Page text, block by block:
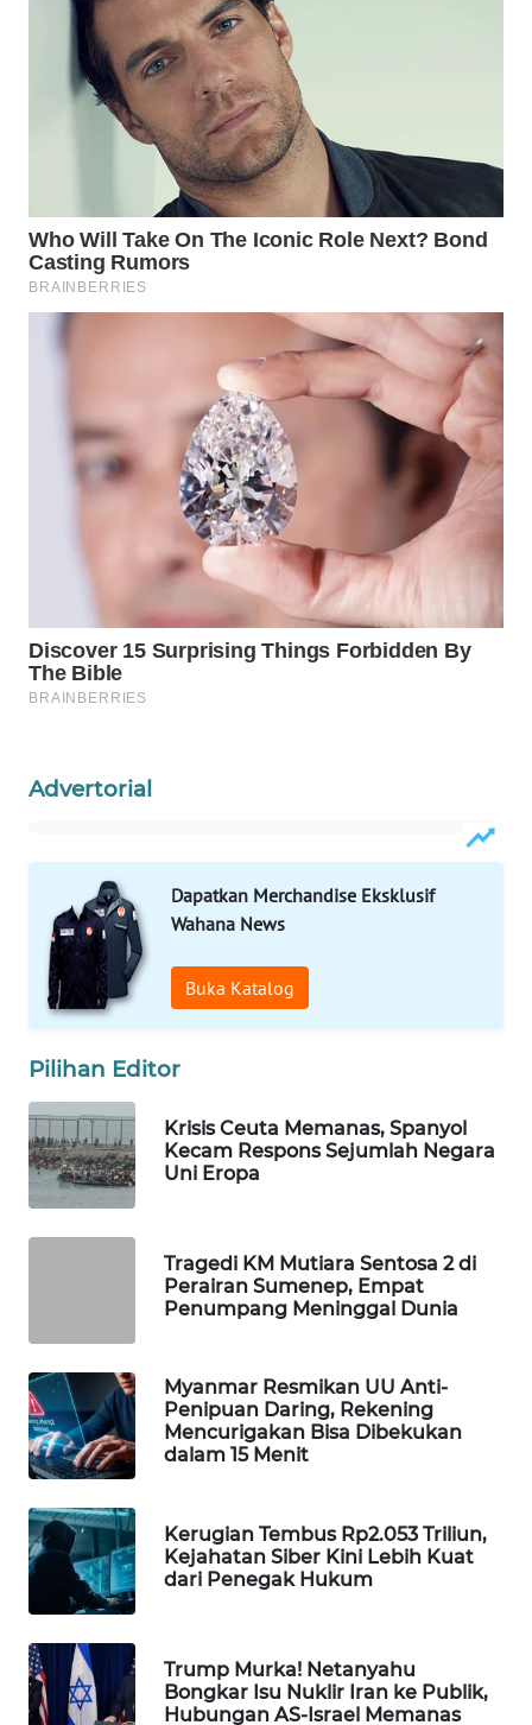
Advertorial
Dapatkan Merchandise Eksklusif
Wahana News
Buka Katalog
Pilihan Editor
Krisis Ceuta Memanas, Spanyol
Kecam Respons Sejumlah Negara
Uni Eropa
Tragedi KM Mutiara Sentosa 2 di
Perairan Sumenep, Empat
Penumpang Meninggal Dunia
Myanmar Resmikan UU Anti-
Penipuan Daring, Rekening
Mencurigakan Bisa Dibekukan
dalam 15 Menit
Kerugian Tembus Rp2.053 Triliun,
Kejahatan Siber Kini Lebih Kuat
dari Penegak Hukum
Trump Murka! Netanyahu
Bongkar Isu Nuklir Iran ke Publik,
Hubungan AS-Israel Memanas
INFRASTRUKTUR
WAHANA
KONSUMEN
WAHANA
TRAVEL
WAHANANEWS
ID
NET
WAHANA
WAHANA
UMKM
WAHANA
SELEB
WAHANA
PERSONA
OTOMOTIF
WAHANA
HEALTH
DESA
Wahana
Network
LISTRIK
MASYARAKAT
KELISTRIKAN
WALINKI
ID